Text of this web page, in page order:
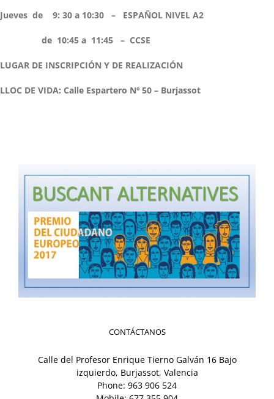
Jueves de 9: 30 a 10:30 – ESPAÑOL NIVEL A2
de 10:45 a 11:45 – CCSE
LUGAR DE INSCRIPCIÓN Y DE REALIZACIÓN
LLOC DE VIDA: Calle Espartero Nº 50 – Burjassot
CONTÁCTANOS
Calle del Profesor Enrique Tierno Galván 16 Bajo
izquierdo, Burjassot, Valencia
Phone: 963 906 524